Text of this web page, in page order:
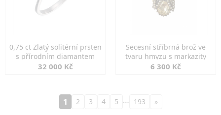
0,75 ct Zlatý solitérní prsten
s přírodním diamantem
32 000 Kč
Secesní stříbrná brož ve
tvaru hmyzu s markazity
6 300 Kč
1 2 3 4 5 … 193 »